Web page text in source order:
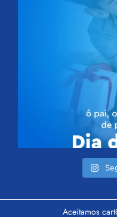
Aceitamos